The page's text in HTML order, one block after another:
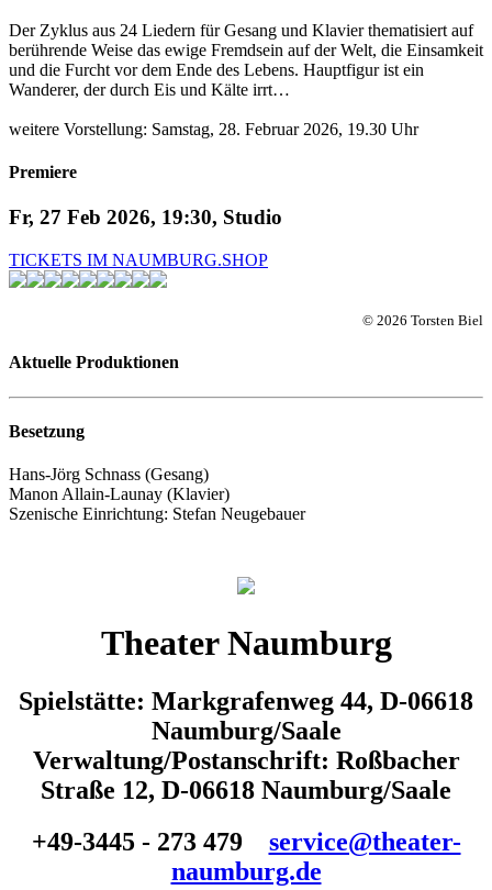
Der Zyklus aus 24 Liedern für Gesang und Klavier thematisiert auf
berührende Weise das ewige Fremdsein auf der Welt, die Einsamkeit
und die Furcht vor dem Ende des Lebens. Hauptfigur ist ein
Wanderer, der durch Eis und Kälte irrt…
weitere Vorstellung: Samstag, 28. Februar 2026, 19.30 Uhr
Premiere
Fr, 27 Feb 2026, 19:30, Studio
TICKETS IM NAUMBURG.SHOP
© 2026 Torsten Biel
Aktuelle Produktionen
Besetzung
Hans-Jörg Schnass (Gesang)
Manon Allain-Launay (Klavier)
Szenische Einrichtung: Stefan Neugebauer
Theater Naumburg
Spielstätte: Markgrafenweg 44, D-06618
Naumburg/Saale
Verwaltung/Postanschrift: Roßbacher
Straße 12, D-06618 Naumburg/Saale
+49-3445 - 273 479
service@theater-
naumburg.de